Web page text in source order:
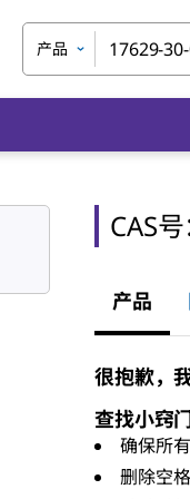
产品
CAS号
产品
很抱歉，
查找小窍门
确保所
删除空